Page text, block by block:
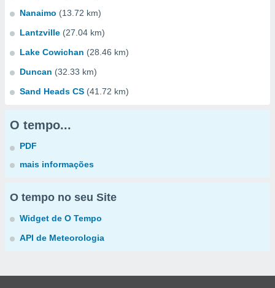
Nanaimo (13.72 km)
Lantzville (27.04 km)
Lake Cowichan (28.46 km)
Duncan (32.33 km)
Sand Heads CS (41.72 km)
O tempo...
PDF
mais informações
O tempo no seu Site
Widget de O Tempo
API de Meteorologia